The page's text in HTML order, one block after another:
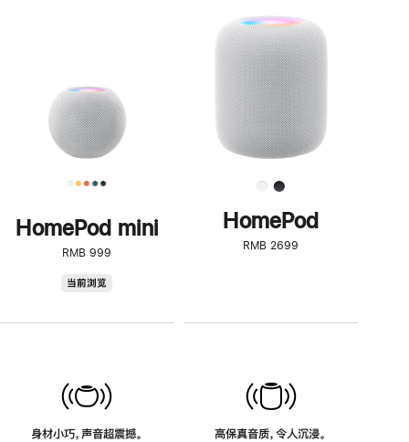
HomePod mini
RMB 999
当前浏览
身材小巧，声音超震撼。
步
了
解
HomePod<
HomePod
RMB 2699
高保真音质，令人沉浸。